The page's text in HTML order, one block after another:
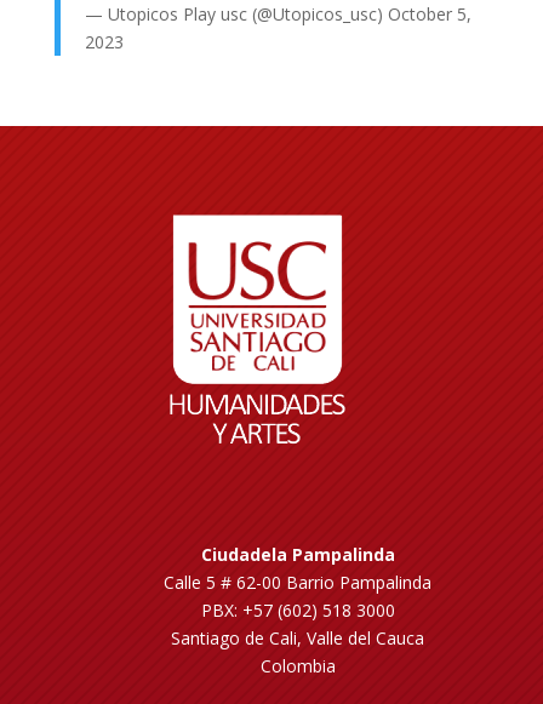
— Utopicos Play usc (@Utopicos_usc) October 5,
2023
Ciudadela Pampalinda
Calle 5 # 62-00 Barrio Pampalinda
PBX: +57 (602) 518 3000
Santiago de Cali, Valle del Cauca
Colombia